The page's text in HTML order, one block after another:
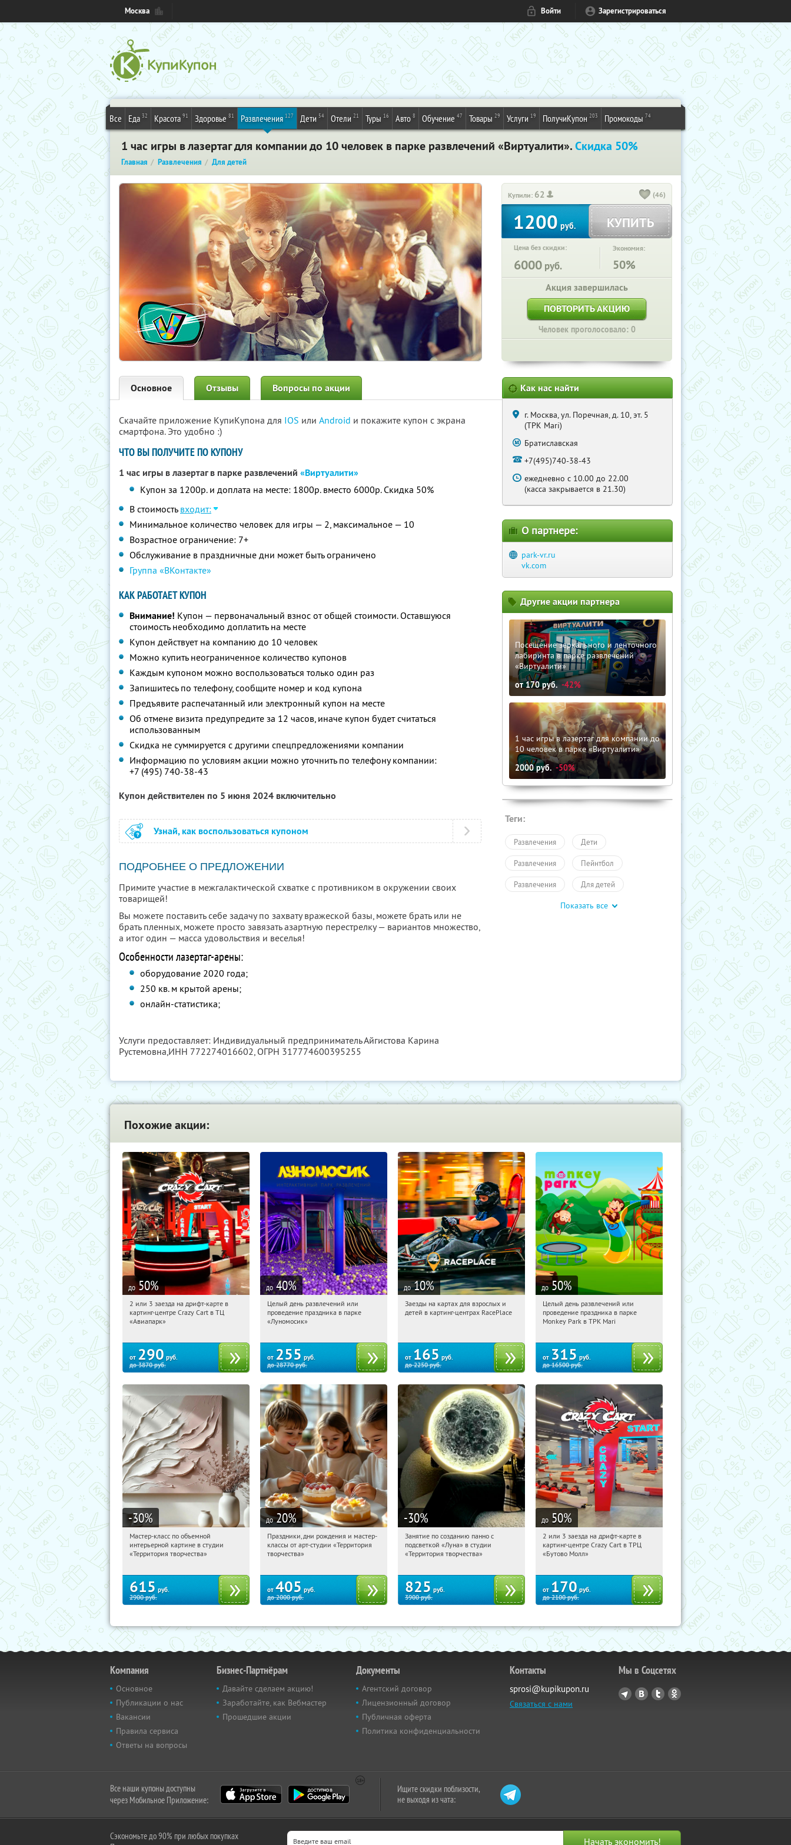
Москва Войти Зарегистрироваться
Все Еда 32 Красота 91 Здоровье 81 Развлечения 127 Дети 54 Отели 21 Туры 16 Авто 8 Обучение 47 Товары 29 Услуги 19 ПолучиКупон 203 Промокоды 74
1 час игры в лазертаг для компании до 10 человек в парке развлечений «Виртуалити».Скидка 50%
Главная Развлечения Для детей
Купили: 62 (46)
1200руб. КУПИТЬ
Цена без скидки:
6000 руб.
Экономия:
50%
Акция завершилась
ПОВТОРИТЬ АКЦИЮ
Человек проголосовало: 0
Основное Отзывы Вопросы по акции
Скачайте приложение КупиКупона для IOS или Android и покажите купон с экрана
смартфона. Это удобно :)
ЧТО ВЫ ПОЛУЧИТЕ ПО КУПОНУ
1 час игры в лазертаг в парке развлечений «Виртуалити»
Купон за 1200р. и доплата на месте: 1800р. вместо 6000р. Скидка 50%
В стоимость входит:
Минимальное количество человек для игры — 2, максимальное — 10
Возрастное ограничение: 7+
Обслуживание в праздничные дни может быть ограничено
Группа «ВКонтакте»
КАК РАБОТАЕТ КУПОН
Внимание! Купон — первоначальный взнос от общей стоимости. Оставшуюся
стоимость необходимо доплатить на месте
Купон действует на компанию до 10 человек
Можно купить неограниченное количество купонов
Каждым купоном можно воспользоваться только один раз
Запишитесь по телефону, сообщите номер и код купона
Предъявите распечатанный или электронный купон на месте
Об отмене визита предупредите за 12 часов, иначе купон будет считаться
использованным
Скидка не суммируется с другими спецпредложениями компании
Информацию по условиям акции можно уточнить по телефону компании:
+7 (495) 740-38-43
Купон действителен по 5 июня 2024 включительно
Узнай, как воспользоваться купоном
ПОДРОБНЕЕ О ПРЕДЛОЖЕНИИ
Примите участие в межгалактической схватке с противником в окружении своих
товарищей!
Вы можете поставить себе задачу по захвату вражеской базы, можете брать или не
брать пленных, можете просто завязать азартную перестрелку — вариантов множество,
а итог один — масса удовольствия и веселья!
Особенности лазертаг-арены:
оборудование 2020 года;
250 кв. м крытой арены;
онлайн-статистика;
Услуги предоставляет: Индивидуальный предприниматель Айгистова Карина
Рустемовна,ИНН 772274016602, ОГРН 317774600395255
Как нас найти
г. Москва, ул. Поречная, д. 10, эт. 5
(ТРК Mari)
Братиславская
+7(495)740-38-43
ежедневно с 10.00 до 22.00
(касса закрывается в 21.30)
О партнере:
park-vr.ru
vk.com
Другие акции партнера
Посещение зеркального и ленточного
лабиринта в парке развлечений
«Виртуалити»
от170руб. -42%
1 час игры в лазертаг для компании до
10 человек в парке «Виртуалити»
2000руб. -50%
Теги:
Развлечения Дети
Развлечения Пейнтбол
Развлечения Для детей
Показать все
Похожие акции:
до 50%
00:12:15 Купили:
ЦСКА
2 или 3 заезда на дрифт-карте в
картинг-центре Crazy Cart в ТЦ
«Авиапарк»
от 290 руб.
до3870руб.
до 40%
00:12:15 Купили:
Чертановская
Целый день развлечений или
проведение праздника в парке
«Луномосик»
от 255 руб.
до28770руб.
до 10%
00:12:15 Купили:
Заезды на картах для взрослых и
детей в картинг-центрах RacePlace
от 165 руб.
до2250руб.
до 50%
00:12:15 Купили:
Братиславская
Целый день развлечений или
проведение праздника в парке
Monkey Park в ТРК Mari
от 315 руб.
до16500руб.
-30%
00:12:15
Тушинская
Мастер-класс по объемной
интерьерной картине в студии
«Территория творчества»
615 руб.
2900руб.
до 20%
00:12:15 Купили:13
Тушинская
Праздники, дни рождения и мастер-
классы от арт-студии «Территория
творчества»
от 405 руб.
до2000руб.
-30%
00:12:15 Купили:
Тушинская
Занятие по созданию панно с
подсветкой «Луна» в студии
«Территория творчества»
825 руб.
3900руб.
до 50%
00:12:15 Купили:
Москва, п. Воскресенское, Чечёрский
2 или 3 заезда на дрифт-карте в
картинг-центре Crazy Cart в ТРЦ
«Бутово Молл»
от 170 руб.
до2100руб.
Компания
Основное
Публикации о нас
Вакансии
Правила сервиса
Ответы на вопросы
Бизнес-Партнёрам
Давайте сделаем акцию!
Заработайте, как Вебмастер
Прошедшие акции
Документы
Агентский договор
Лицензионный договор
Публичная оферта
Политика конфиденциальности
Контакты
sprosi@kupikupon.ru
Связаться с нами
Мы в Соцсетях
Все наши купоны доступны
через Мобильное Приложение:
Ищите скидки поблизости,
не выходя из чата:
Сэкономьте до 90% при любых покупках